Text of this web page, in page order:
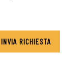
INVIA RICHIESTA